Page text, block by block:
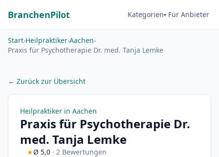
BranchenPilot Kategorien Für Anbieter
Start›Heilpraktiker›Aachen›
Praxis für Psychotherapie Dr. med. Tanja Lemke
← Zurück zur Übersicht
Heilpraktiker in Aachen
Praxis für Psychotherapie Dr.
med. Tanja Lemke
★Ø 5,0 · 2 Bewertungen